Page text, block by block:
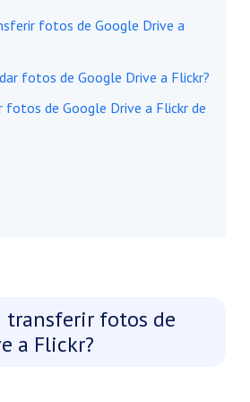
fotos de Google Drive a
fotos de Google Drive a Flickr?
fotos de Google Drive a Flickr de
transferir fotos de
a Flickr?